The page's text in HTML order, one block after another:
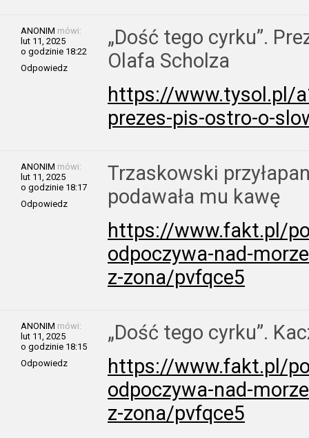
ANONIM mówi:
lut 11, 2025
o godzinie 18:22
Odpowiedz
„Dość tego cyrku”.
Olafa Scholza
https://www.tysol.pl/
prezes-pis-ostro-o-
ANONIM mówi:
lut 11, 2025
o godzinie 18:17
Odpowiedz
Trzaskowski
podawała mu kawę
https://www.fakt.pl/
odpoczywa-nad-
z-zona/pvfqce5
ANONIM mówi:
lut 11, 2025
o godzinie 18:15
Odpowiedz
„Dość tego cyrku”.
https://www.fakt.pl/
odpoczywa-nad-
z-zona/pvfqce5